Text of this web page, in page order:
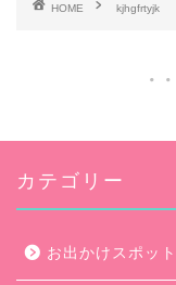
HOME kjhgfrtyjk
カテゴリー
お出かけスポット